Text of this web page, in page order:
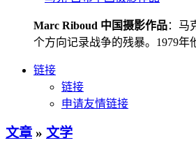
Marc Riboud 中国摄影作品：马
个方向记录战争的残暴。1979
链接
链接
申请友情链接
文章 » 文学